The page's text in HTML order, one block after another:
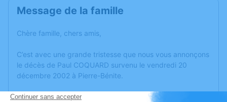
Message de la famille
Chère famille, chers amis,
C’est avec une grande tristesse que nous vous annonçons
le décès de Paul COQUARD survenu le vendredi 20
décembre 2002 à Pierre-Bénite.
Nous vous invitons à utiliser cet espace pour laisser vos